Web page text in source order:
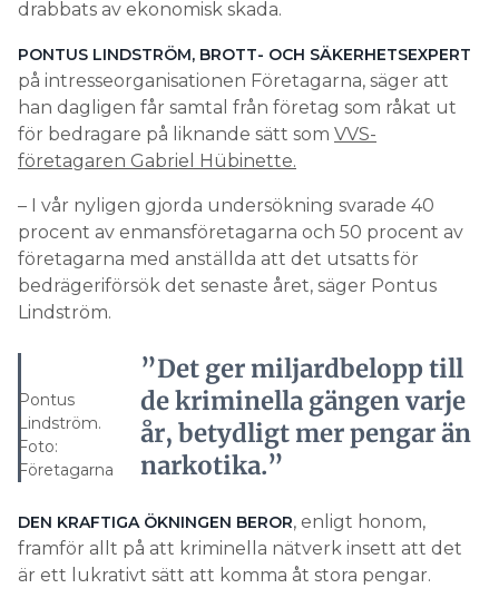
drabbats av ekonomisk skada.
PONTUS LINDSTRÖM, BROTT- OCH SÄKERHETSEXPERT
på intresseorganisationen Företagarna, säger att
han dagligen får samtal från företag som råkat ut
för bedragare på liknande sätt som VVS-
företagaren Gabriel Hübinette.
– I vår nyligen gjorda undersökning svarade 40
procent av enmansföretagarna och 50 procent av
företagarna med anställda att det utsatts för
bedrägeriförsök det senaste året, säger Pontus
Lindström.
Pontus
Lindström.
Foto:
Företagarna
”Det ger miljardbelopp till
de kriminella gängen varje
år, betydligt mer pengar än
narkotika.”
DEN KRAFTIGA ÖKNINGEN BEROR, enligt honom,
framför allt på att kriminella nätverk insett att det
är ett lukrativt sätt att komma åt stora pengar.